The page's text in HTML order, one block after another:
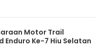
Motor Trail
Enduro Ke-7 Hiu Selatan